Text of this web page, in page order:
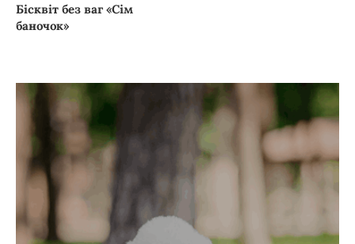
Бісквіт без ваг «Сім
баночок»